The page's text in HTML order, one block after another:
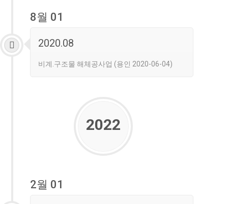
8월 01
2020.08
비계.구조물 해체공사업 (용인 2020-06-04)
2022
2월 01